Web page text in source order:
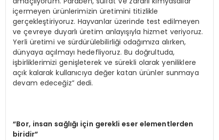
içermeyen ürünlerimizin üretimini titizlikle
gerçekleştiriyoruz. Hayvanlar üzerinde test edilmeyen
ve çevreye duyarlı üretim anlayışıyla hizmet veriyoruz.
Yerli üretimi ve sürdürülebilirliği odağımıza alırken,
dünyaya açılmayı hedefliyoruz. Bu doğrultuda,
işbirliklerimizi genişleterek ve sürekli olarak yeniliklere
açık kalarak kullanıcıya değer katan ürünler sunmaya
devam edeceğiz” dedi.
“Bor, insan sağlığı için gerekli eser elementlerden
biridir”